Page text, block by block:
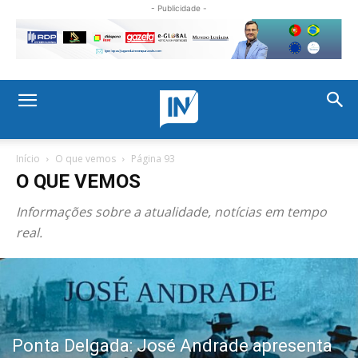
- Publicidade -
Início O que vemos Página 93
O QUE VEMOS
Informações sobre a atualidade, notícias em tempo
real.
Ponta Delgada: José Andrade apresenta